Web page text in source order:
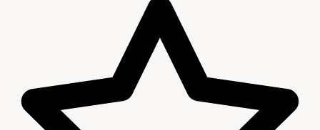
Beschrijving van het archief